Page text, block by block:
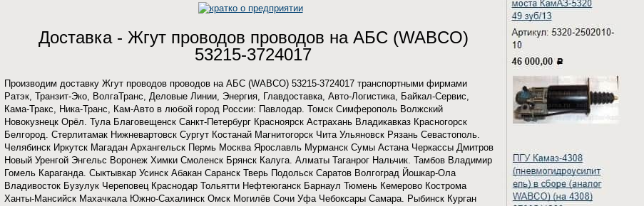
Доставка - Жгут проводов проводов на АБС (WABCO)
53215-3724017
Производим доставку Жгут проводов проводов на АБС (WABCO) 53215-3724017 транспортными фирмами
Ратэк, Транзит-Эко, ВолгаТранс, Деловые Линии, Энергия, Главдоставка, Авто-Логистика, Байкал-Сервис,
Кама-Тракс, Ника-Транс, Кам-Авто в любой город России: Павлодар. Томск Симферополь Волжский
Новокузнецк Орёл. Тула Благовещенск Санкт-Петербург Красноярск Астрахань Владикавказ Красногорск
Белгород. Стерлитамак Нижневартовск Сургут Костанай Магнитогорск Чита Ульяновск Рязань Севастополь.
Челябинск Иркутск Магадан Архангельск Пермь Москва Ярославль Мурманск Сумы Астана Черкассы Дмитров
Новый Уренгой Энгельс Воронеж Химки Смоленск Брянск Калуга. Алматы Таганрог Нальчик. Тамбов Владимир
Гомель Караганда. Сыктывкар Усинск Абакан Саранск Тверь Подольск Саратов Волгоград Йошкар-Ола
Владивосток Бузулук Череповец Краснодар Тольятти Нефтеюганск Барнаул Тюмень Кемерово Кострома
Ханты-Мансийск Махачкала Южно-Сахалинск Омск Могилёв Сочи Уфа Чебоксары Самара. Рыбинск Курган